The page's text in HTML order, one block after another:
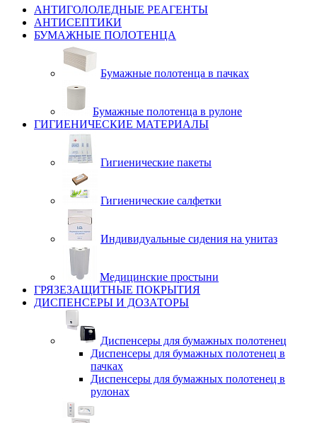
АНТИГОЛОЛЕДНЫЕ РЕАГЕНТЫ
АНТИСЕПТИКИ
БУМАЖНЫЕ ПОЛОТЕНЦА
Бумажные полотенца в пачках
Бумажные полотенца в рулоне
ГИГИЕНИЧЕСКИЕ МАТЕРИАЛЫ
Гигиенические пакеты
Гигиенические салфетки
Индивидуальные сидения на унитаз
Медицинские простыни
ГРЯЗЕЗАЩИТНЫЕ ПОКРЫТИЯ
ДИСПЕНСЕРЫ И ДОЗАТОРЫ
Диспенсеры для бумажных полотенец
Диспенсеры для бумажных полотенец в
пачках
Диспенсеры для бумажных полотенец в
рулонах